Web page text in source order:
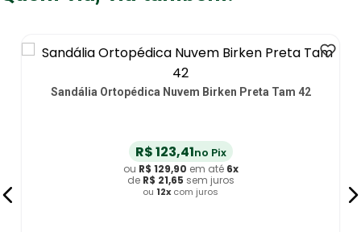
Sandália Ortopédica Nuvem Birken Preta Tam 42
R$ 123,41no Pix
R$ 129 ,90em até6x
R$ 21,65sem juros
12x com juros